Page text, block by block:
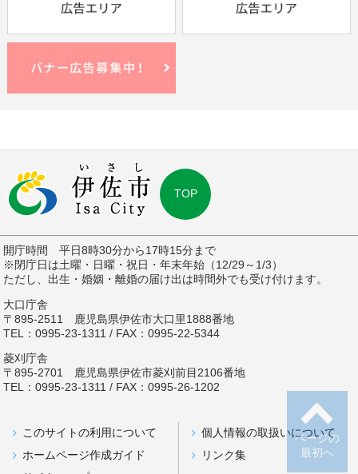
ページの
最初へ
TOP
開庁時間 平日8時30分から17時15分まで
※閉庁日は土曜・日曜・祝日・年末年始（12/29～1/3）
ただし、出生・婚姻・離婚の届け出は時間外でも受け付けます。
大口庁舎
〒895-2511 鹿児島県伊佐市大口里1888番地
TEL：0995-23-1311 / FAX：0995-22-5344
菱刈庁舎
〒895-2701 鹿児島県伊佐市菱刈前目2106番地
TEL：0995-23-1311 / FAX：0995-26-1202
このサイトの利用について
個人情報の取扱いについて
ホームページ作成ガイド
リンク集